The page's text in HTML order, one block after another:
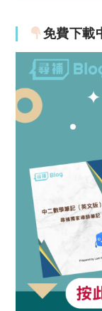
免費下載